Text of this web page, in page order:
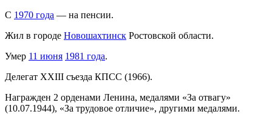
С 1970 года — на пенсии.
Жил в городе Новошахтинск Ростовской области.
Умер 11 июня 1981 года.
Делегат XXIII съезда КПСС (1966).
Награжден 2 орденами Ленина, медалями «За отвагу»
(10.07.1944), «За трудовое отличие», другими медалями.